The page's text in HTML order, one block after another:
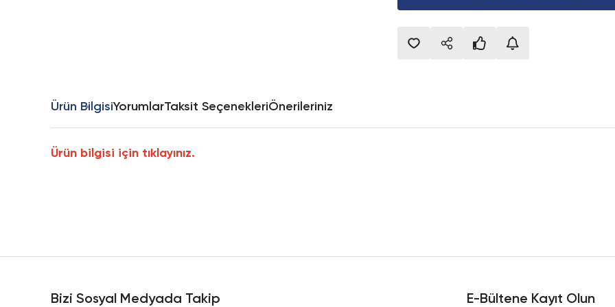
Ürün BilgisiYorumlarTaksit SeçenekleriÖnerileriniz
Ürün bilgisi için tıklayınız.
Bizi Sosyal Medyada Takip
E-Bültene Kayıt Olun